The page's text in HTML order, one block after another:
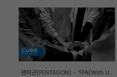
펜타곤(PENTAGON) - '약속(With U...